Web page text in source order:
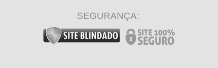
SEGURANÇA: